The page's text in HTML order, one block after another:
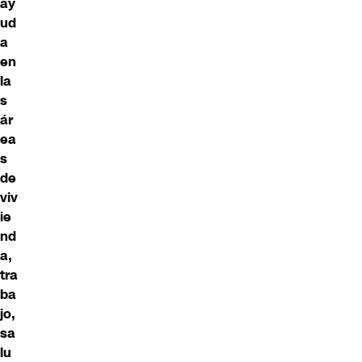
ud
a
en
la
s
ár
ea
s
de
viv
ie
nd
a,
tra
ba
jo,
sa
lu